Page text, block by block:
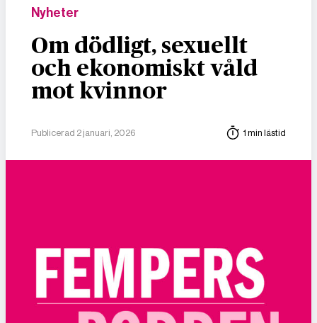
Nyheter
Om dödligt, sexuellt
och ekonomiskt våld
mot kvinnor
Publicerad 2 januari, 2026 1 min lästid